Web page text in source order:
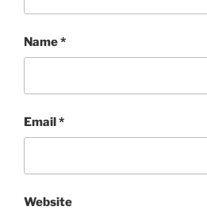
Name*
Email*
Website